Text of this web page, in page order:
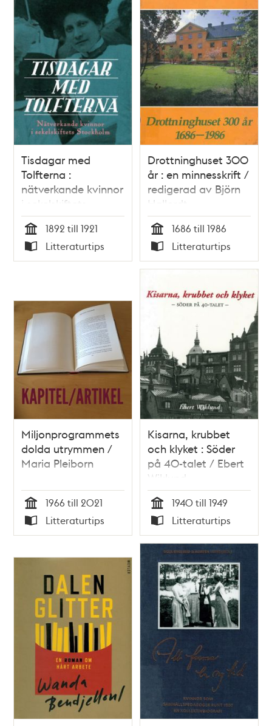
Tisdagar med
Tolfterna :
nätverkande kvinnor
i sekelskiftets
Stockholm / Lisbeth
Håkansson Petré
Tid
1892 till 1921
Typ
Litteraturtips
Drottninghuset 300
år : en minnesskrift /
redigerad av Björn
Hallerdt
Tid
1686 till 1986
Typ
Litteraturtips
Miljonprogrammets
dolda utrymmen /
Maria Pleiborn
Tid
1966 till 2021
Typ
Litteraturtips
Kisarna, krubbet
och klyket : Söder
på 40-talet / Ebert
Wiklund
Tid
1940 till 1949
Typ
Litteraturtips